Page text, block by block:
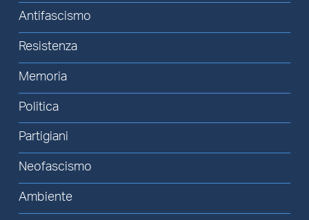
Antifascismo
Resistenza
Memoria
Politica
Partigiani
Neofascismo
Ambiente